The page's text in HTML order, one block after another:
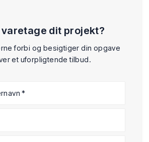
varetage dit projekt?
forbi og besigtiger din opgave
et uforpligtende tilbud.